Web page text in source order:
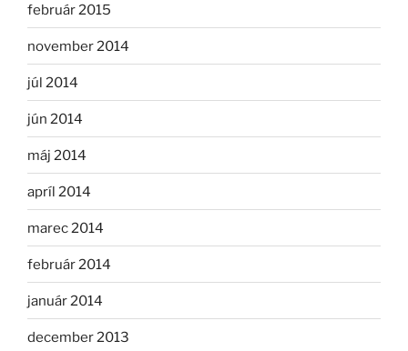
február 2015
november 2014
júl 2014
jún 2014
máj 2014
apríl 2014
marec 2014
február 2014
január 2014
december 2013